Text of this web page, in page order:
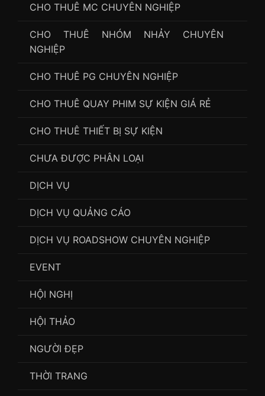
CHO THUÊ MC CHUYÊN NGHIỆP
CHO THUÊ NHÓM NHẢY CHUYÊN
NGHIỆP
CHO THUÊ PG CHUYÊN NGHIỆP
CHO THUÊ QUAY PHIM SỰ KIỆN GIÁ RẺ
CHO THUÊ THIẾT BỊ SỰ KIỆN
CHƯA ĐƯỢC PHÂN LOẠI
DỊCH VỤ
DỊCH VỤ QUẢNG CÁO
DỊCH VỤ ROADSHOW CHUYÊN NGHIỆP
EVENT
HỘI NGHỊ
HỘI THẢO
NGƯỜI ĐẸP
THỜI TRANG